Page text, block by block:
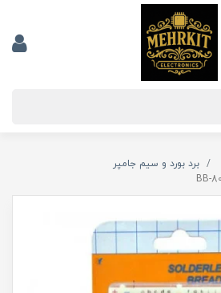
برد بورد و سیم جامپر